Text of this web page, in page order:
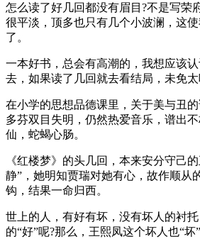
怎么读了好几回都没有眉目?不是写荣
很平淡，顶多也只有几个小波澜，这
了。
一本好书，总会有高潮的，我想应该
去，如果读了几回就去看结局，未免太
在小学的思想品德课里，关于美与丑
多芬双目失明，仍然热爱音乐，谱出
仙，蛇蝎心肠。
《红楼梦》的头几回，本来安分守己
静”，她明知贾瑞对她有心，故作顺从
钩，结果一命归西。
世上的人，有好有坏，没有坏人的衬
的“好”呢?那么，王熙凤这个坏人也“坏